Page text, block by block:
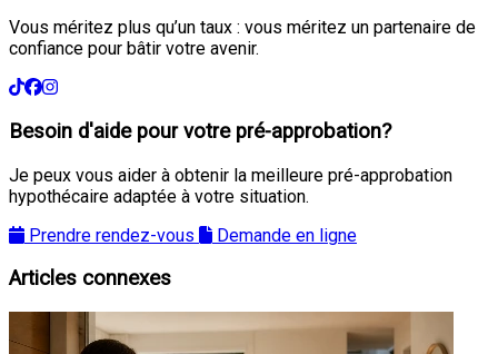
Vous méritez plus qu’un taux : vous méritez un partenaire de
confiance pour bâtir votre avenir.
Besoin d'aide pour votre pré-approbation?
Je peux vous aider à obtenir la meilleure pré-approbation
hypothécaire adaptée à votre situation.
Prendre rendez-vous
Demande en ligne
Articles connexes